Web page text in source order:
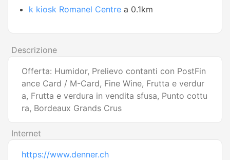
k kiosk Romanel Centre a 0.1km
Descrizione
Offerta: Humidor, Prelievo contanti con PostFin
ance Card / M-Card, Fine Wine, Frutta e verdur
a, Frutta e verdura in vendita sfusa, Punto cottu
ra, Bordeaux Grands Crus
Internet
https://www.denner.ch